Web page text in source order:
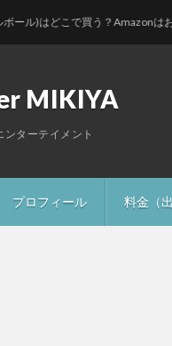
MIKIYA
ターテイメント
プロフィール 料金（
どこで買う？Amazonはおすすめ